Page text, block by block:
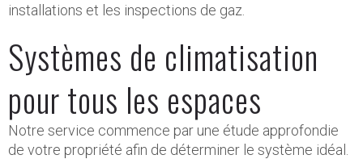
installations et les inspections de gaz.
Systèmes de climatisation
pour tous les espaces
Notre service commence par une étude approfondie
de votre propriété afin de déterminer le système idéal.